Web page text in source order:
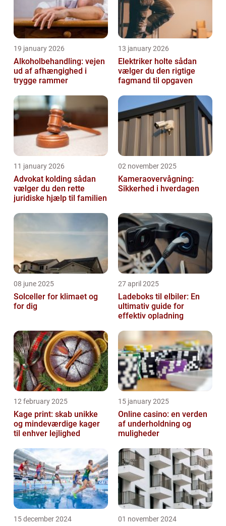
19 january 2026
Alkoholbehandling: vejen
ud af afhængighed i
trygge rammer
13 january 2026
Elektriker holte sådan
vælger du den rigtige
fagmand til opgaven
11 january 2026
Advokat kolding sådan
vælger du den rette
juridiske hjælp til familien
02 november 2025
Kameraovervågning:
Sikkerhed i hverdagen
08 june 2025
Solceller for klimaet og
for dig
27 april 2025
Ladeboks til elbiler: En
ultimativ guide for
effektiv opladning
12 february 2025
Kage print: skab unikke
og mindeværdige kager
til enhver lejlighed
15 january 2025
Online casino: en verden
af underholdning og
muligheder
15 december 2024 01 november 2024